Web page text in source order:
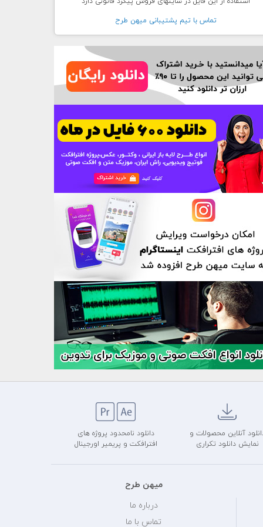
تماس با تيم پشتيبانی ميهن طرح
آنلاین محصولات و
نمایش دانلود تکراری
دانلود نامحدود پروژه های
افترافکت و پریمیر اورجینال
میهن طرح
درباره ما
تماس با ما